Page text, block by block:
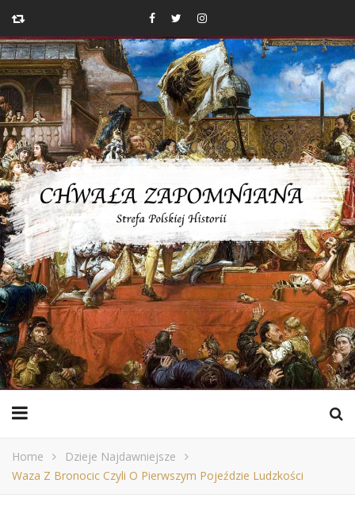
Home
Dzieje Najdawniejsze
Waza Z Bronocic Czyli O Pierwszym Pojeździe Ludzkości